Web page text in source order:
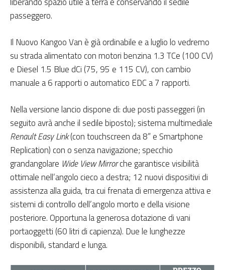
passeggero.
Il Nuovo Kangoo Van è già ordinabile e a luglio lo vedremo
su strada alimentato con motori benzina 1.3 TCe (100 CV)
e Diesel 1.5 Blue dCi (75, 95 e 115 CV), con cambio
manuale a 6 rapporti o automatico EDC a 7 rapporti.
Nella versione lancio dispone di: due posti passeggeri (in
seguito avrà anche il sedile biposto); sistema multimediale
Renault Easy Link(con touchscreen da 8” e Smartphone
Replication) con o senza navigazione; specchio
grandangolare Wide View Mirrorche garantisce visibilità
ottimale nell’angolo cieco a destra; 12 nuovi dispositivi di
assistenza alla guida, tra cui frenata di emergenza attiva e
sistemi di controllo dell’angolo morto e della visione
posteriore. Opportuna la generosa dotazione di vani
portaoggetti (60 litri di capienza). Due le lunghezze
disponibili, standard e lunga.